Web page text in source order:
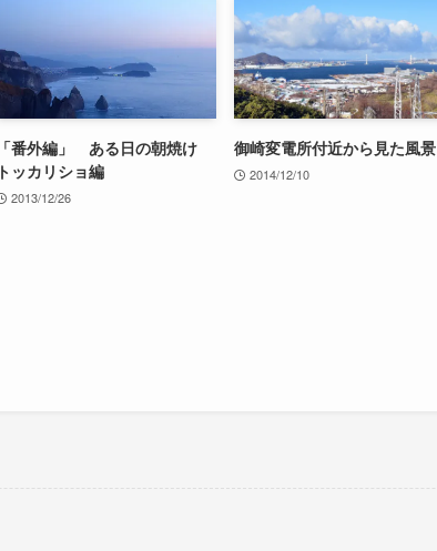
「番外編」 ある日の朝焼け
トッカリショ編
2013/12/26
御崎変電所付近から見た風景
2014/12/10